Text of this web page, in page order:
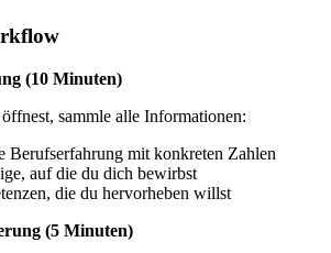
(10 Minuten)
sammle alle Informationen:
Berufserfahrung mit konkreten Zahlen
auf die du dich bewirbst
die du hervorheben willst
(5 Minuten)